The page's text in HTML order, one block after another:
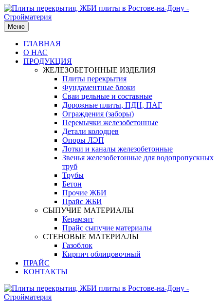
Меню
ГЛАВНАЯ
О НАС
ПРОДУКЦИЯ
ЖЕЛЕЗОБЕТОННЫЕ ИЗДЕЛИЯ
Плиты перекрытия
Фундаментные блоки
Сваи цельные и составные
Дорожные плиты, ПДН, ПАГ
Ограждения (заборы)
Перемычки железобетонные
Детали колодцев
Опоры ЛЭП
Лотки и каналы железобетонные
Звенья железобетонные для водопропускных
труб
Трубы
Бетон
Прочие ЖБИ
Прайс ЖБИ
СЫПУЧИЕ МАТЕРИАЛЫ
Керамзит
Прайс сыпучие материалы
СТЕНОВЫЕ МАТЕРИАЛЫ
Газоблок
Кирпич облицовочный
ПРАЙС
КОНТАКТЫ